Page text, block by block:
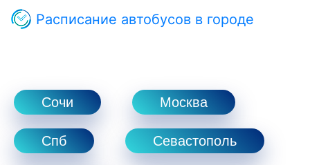
Расписание автобусов в городе
Сочи Москва
Спб Севастополь